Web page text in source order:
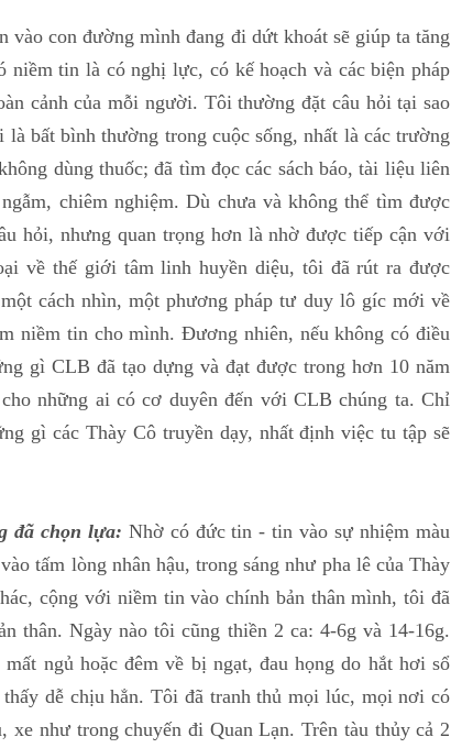
vào con đường mình đang đi dứt khoát sẽ giúp ta tăng
niềm tin là có nghị lực, có kế hoạch và các biện pháp
cảnh của mỗi người. Tôi thường đặt câu hỏi tại sao
bất bình thường trong cuộc sống, nhất là các trường
dùng thuốc; đã tìm đọc các sách báo, tài liệu liên
chiêm nghiệm. Dù chưa và không thể tìm được
hỏi, nhưng quan trọng hơn là nhờ được tiếp cận với
về thế giới tâm linh huyền diệu, tôi đã rút ra được
cách nhìn, một phương pháp tư duy lô gíc mới về
niềm tin cho mình. Đương nhiên, nếu không có điều
gì CLB đã tạo dựng và đạt được trong hơn 10 năm
những ai có cơ duyên đến với CLB chúng ta. Chỉ
gì các Thày Cô truyền dạy, nhất định việc tu tập sẽ
đã chọn lựa: Nhờ có đức tin - tin vào sự nhiệm màu
tấm lòng nhân hậu, trong sáng như pha lê của Thày
cộng với niềm tin vào chính bản thân mình, tôi đã
thân. Ngày nào tôi cũng thiền 2 ca: 4-6g và 14-16g.
ngủ hoặc đêm về bị ngạt, đau họng do hắt hơi sổ
dễ chịu hẳn. Tôi đã tranh thủ mọi lúc, mọi nơi có
xe như trong chuyến đi Quan Lạn. Trên tàu thủy cả 2